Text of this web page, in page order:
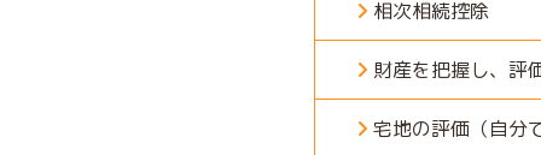
相次相続控除
財産を把握し、評
宅地の評価（自分